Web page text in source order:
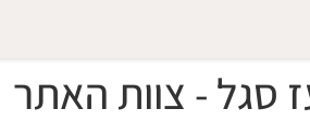
סגל - צוות האתר